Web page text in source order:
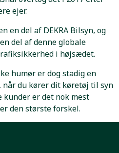
ejer.
en del af DEKRA Bilsyn, og
del af denne globale
i højsædet.
humør er dog stadig en
når du kører dit køretøj til syn
kunder er det nok mest
den største forskel.